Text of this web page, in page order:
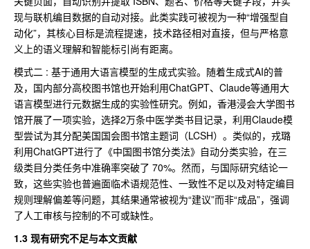
现与联机编目数据的自动对接。此类实践可被视为一种“增强型自
动化”，其核心目标是流程提速，技术路径相对直接，但与严格意
义上的语义理解和智能标引尚有距离。
模式二 : 基于通用大语言模型的生成式实验。随着生成式AI的普
及，国内部分高校图书馆也开始利用ChatGPT、Claude等通用大
语言模型进行元数据生成的实验性研究。例如，香港浸会大学图书
馆开展了一项实验，选择2万条中医学类书目记录，利用Claude模
型尝试为其分配美国国会图书馆主题词（LCSH）。类似的，戎璐
利用ChatGPT进行了《中国图书馆分类法》自动分类实验，在三
级类目分类任务中准确率突破了 70%。然而，与国际研究结论一
致，这些实验也普遍面临术语规范性、一致性不足以及对特定编目
规则理解偏差等问题，其结果通常被视为“建议”而非“成品”，强调
了人工审核与控制的不可或缺性。
1.3 现有研究不足与本文贡献